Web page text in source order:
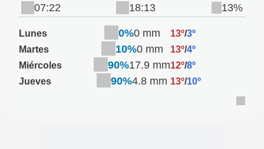
07:22 18:13 13%
Lunes 0%0 mm 13º/3º
Martes
10%0 mm 13º/4º
Miércoles
90%17.9 mm12º/8º
Jueves
90%4.8 mm 13º/10º